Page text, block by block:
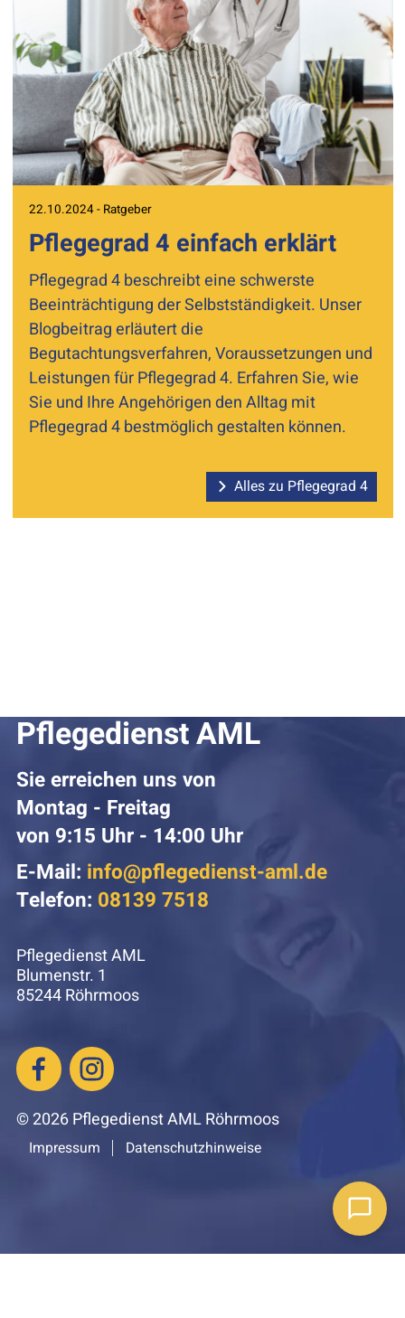
22.10.2024 - Ratgeber
Pflegegrad 4 einfach erklärt
Pflegegrad 4 beschreibt eine schwerste
Beeinträchtigung der Selbstständigkeit. Unser
Blogbeitrag erläutert die
Begutachtungsverfahren, Voraussetzungen und
Leistungen für Pflegegrad 4. Erfahren Sie, wie
Sie und Ihre Angehörigen den Alltag mit
Pflegegrad 4 bestmöglich gestalten können.
Alles zu Pflegegrad 4
Pflegedienst AML
Sie erreichen uns von
Montag - Freitag
von 9:15 Uhr - 14:00 Uhr
E-Mail: info@pflegedienst-aml.de
Telefon: 08139 7518
Pflegedienst AML
Blumenstr. 1
85244 Röhrmoos
© 2026 Pflegedienst AML Röhrmoos
Impressum Datenschutzhinweise